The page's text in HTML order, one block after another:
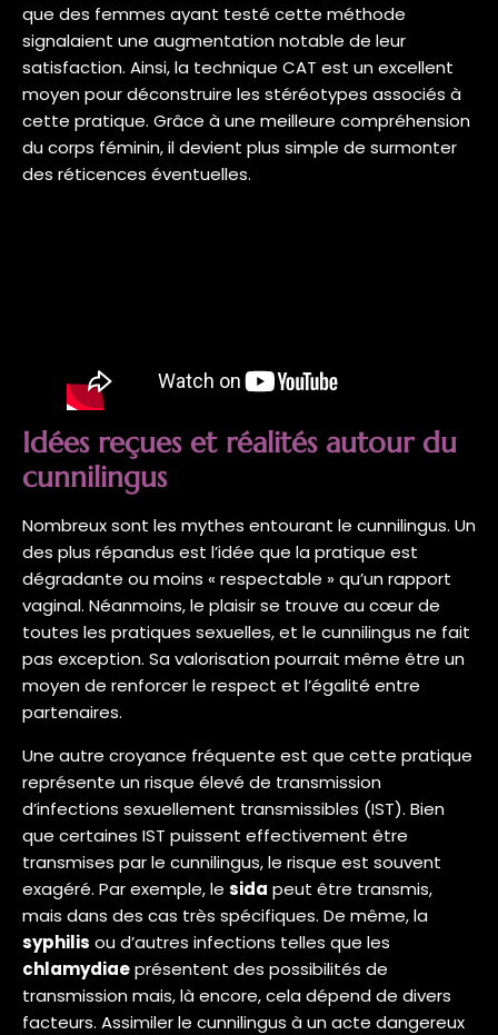
que des femmes ayant testé cette méthode
signalaient une augmentation notable de leur
satisfaction. Ainsi, la technique CAT est un excellent
moyen pour déconstruire les stéréotypes associés à
cette pratique. Grâce à une meilleure compréhension
du corps féminin, il devient plus simple de surmonter
des réticences éventuelles.
Idées reçues et réalités autour du
cunnilingus
Nombreux sont les mythes entourant le cunnilingus. Un
des plus répandus est l’idée que la pratique est
dégradante ou moins « respectable » qu’un rapport
vaginal. Néanmoins, le plaisir se trouve au cœur de
toutes les pratiques sexuelles, et le cunnilingus ne fait
pas exception. Sa valorisation pourrait même être un
moyen de renforcer le respect et l’égalité entre
partenaires.
Une autre croyance fréquente est que cette pratique
représente un risque élevé de transmission
d’infections sexuellement transmissibles (IST). Bien
que certaines IST puissent effectivement être
transmises par le cunnilingus, le risque est souvent
exagéré. Par exemple, le sida peut être transmis,
mais dans des cas très spécifiques. De même, la
syphilis ou d’autres infections telles que les
chlamydiaeprésentent des possibilités de
transmission mais, là encore, cela dépend de divers
facteurs. Assimiler le cunnilingus à un acte dangereux